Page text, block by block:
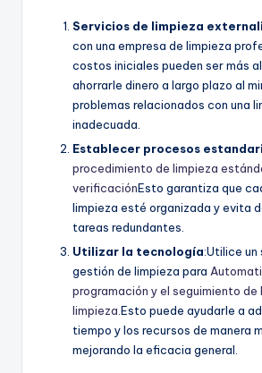
Servicios de limpieza
con una empresa de limpieza
costos iniciales pueden ser más
ahorrarle dinero a largo plazo al
problemas relacionados con una
inadecuada.
Establecer procesos
procedimiento de limpieza
verificaciónEsto garantiza que
limpieza esté organizada y evita
tareas redundantes.
Utilizar la tecnología:Utilice
gestión de limpieza para
programación y el seguimiento de
limpieza. Esto puede ayudarle a
tiempo y los recursos de manera
mejorando la eficacia general.